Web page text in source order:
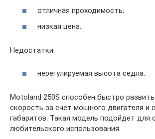
отличная проходимость;
низкая цена.
Недостатки:
нерегулируемая высота седла.
Motoland 250S способен быстро
скорость за счет мощного двигателя и
габаритов. Такая модель подойдет для
любительского использования.